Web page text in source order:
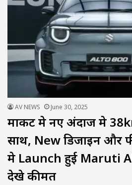
AV NEWS June 30, 2025
मार्केट मे नए अंदाज मे
साथ, New डिजाइन और
मे Launch हुई Maruti
देखे कीमत